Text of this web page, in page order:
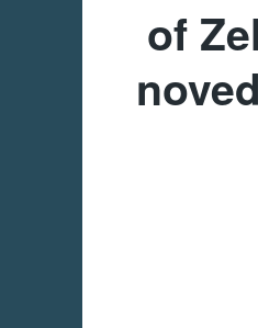
of